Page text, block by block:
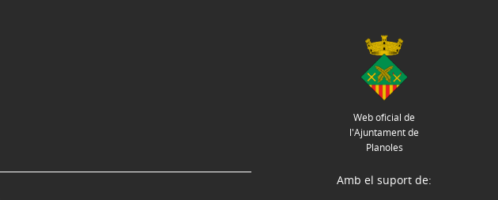
Web oficial de
l'Ajuntament de
Planoles
Amb el suport de: